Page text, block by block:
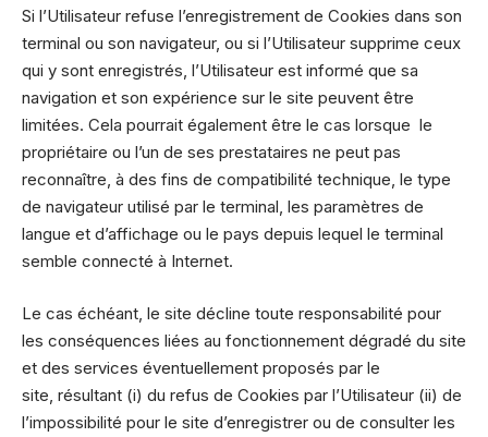
Si l’Utilisateur refuse l’enregistrement de Cookies dans son
terminal ou son navigateur, ou si l’Utilisateur supprime ceux
qui y sont enregistrés, l’Utilisateur est informé que sa
navigation et son expérience sur le site peuvent être
limitées. Cela pourrait également être le cas lorsque le
propriétaire ou l’un de ses prestataires ne peut pas
reconnaître, à des fins de compatibilité technique, le type
de navigateur utilisé par le terminal, les paramètres de
langue et d’affichage ou le pays depuis lequel le terminal
semble connecté à Internet.
Le cas échéant, le site décline toute responsabilité pour
les conséquences liées au fonctionnement dégradé du site
et des services éventuellement proposés par le
site, résultant (i) du refus de Cookies par l’Utilisateur (ii) de
l’impossibilité pour le site d’enregistrer ou de consulter les